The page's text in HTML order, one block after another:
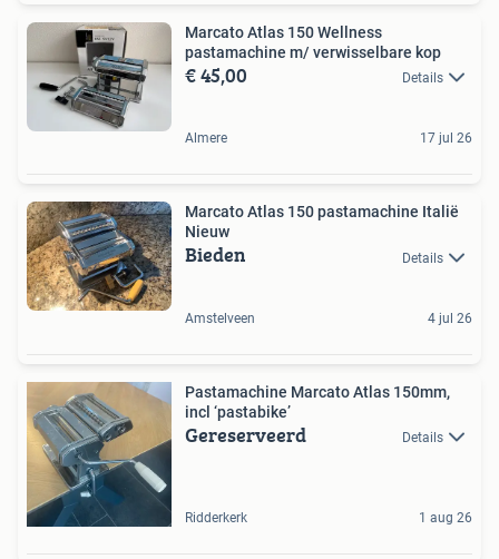
Marcato Atlas 150 Wellness
pastamachine m/ verwisselbare kop
€ 45,00 Details
Almere 17 jul 26
Marcato Atlas 150 pastamachine Italië
Nieuw
Bieden Details
Amstelveen 4 jul 26
Pastamachine Marcato Atlas 150mm,
incl ‘pastabike’
Gereserveerd Details
Ridderkerk 1 aug 26